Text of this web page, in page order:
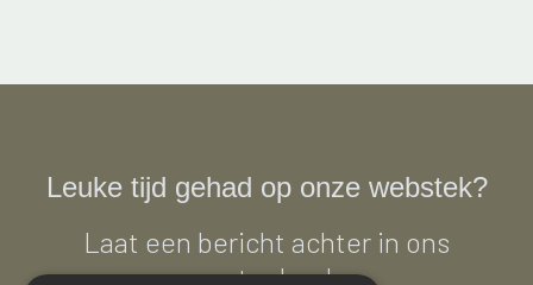
Leuke tijd gehad op onze webstek?
Laat een bericht achter in ons
gastenboek